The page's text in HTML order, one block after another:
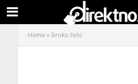
Home »široko čelo